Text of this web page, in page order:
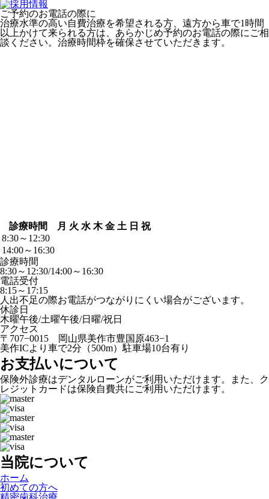
ご予約のお電話の際に
治療水準の高い自費治療を希望される方、遠方から車で1時間
以上かけて来られる方は、あらかじめ予約のお電話の際にご相
談ください。治療時間枠を確保させていただきます。
診療時間 月 火 水 木 金 土 日 祝
8:30～12:30
14:00～16:30
診療時間
8:30～12:30/14:00～16:30
電話受付
8:15～17:15
人出不足の際お電話がつながりにくい場合がございます。
休診日
木曜午後/土曜午後/日曜/祝日
アクセス
〒707−0015 岡山県美作市豊国原463−1
美作ICより車で2分（500m）駐車場10台有り
お支払いについて
保険外診療はデンタルローンがご利用いただけます。また、ク
レジットカードは保険自費共にご利用いただけます。
当院について
ホーム
初めての方へ
精密歯科治療